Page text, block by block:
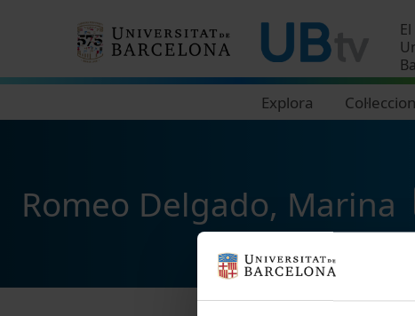
Explora
Romeo Delgado, Marina